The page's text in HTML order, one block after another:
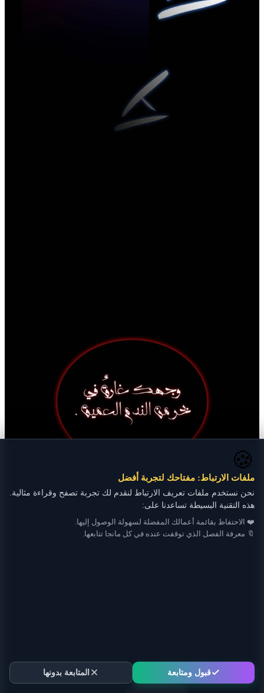
🍪
ملفات الارتباط: مفتاحك لتجربة أفضل
نحن نستخدم ملفات تعريف الارتباط لنقدم لك تجربة تصفح وقراءة مثالية.
هذه التقنية البسيطة تساعدنا على:
❤️ الاحتفاظ بقائمة أعمالك المفضلة لسهولة الوصول إليها.
🔖 معرفة الفصل الذي توقفت عنده في كل مانجا تتابعها.
قبول ومتابعة المتابعة بدونها